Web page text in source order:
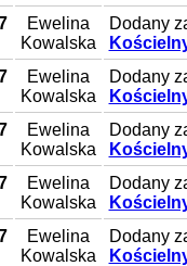
Ewelina
Kowalska
Dodany
Ewelina
Kowalska
Dodany
Ewelina
Kowalska
Dodany
Ewelina
Kowalska
Dodany
Ewelina
Kowalska
Dodany